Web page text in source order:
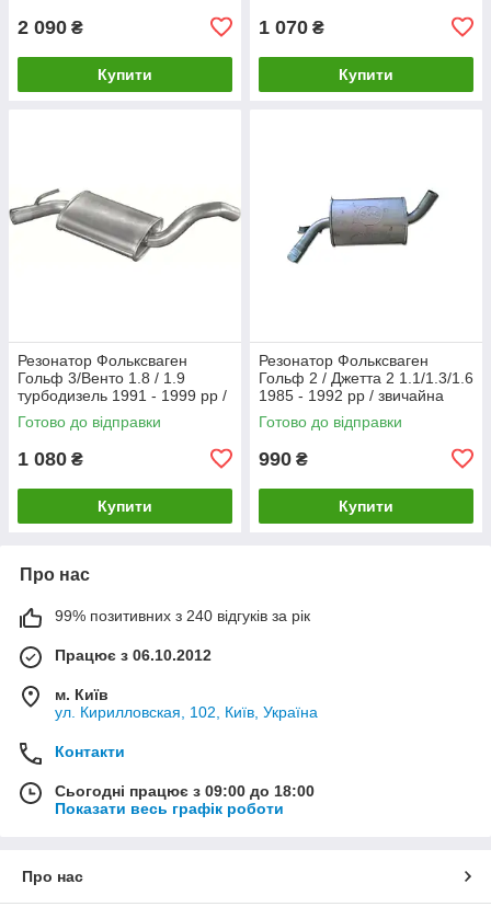
2 090 ₴
Купити
1 070 ₴
Купити
Резонатор Фольксваген
Гольф 3/Венто 1.8 / 1.9
турбодизель 1991 - 1999 рр /
звичайна сталь
Готово до відправки
1 080 ₴
Купити
Резонатор Фольксваген
Гольф 2 / Джетта 2 1.1/1.3/1.6
1985 - 1992 рр / звичайна
сталь
Готово до відправки
990 ₴
Купити
Про нас
99% позитивних з 240 відгуків за рік
Працює з 06.10.2012
м. Київ
ул. Кирилловская, 102, Київ, Україна
Контакти
Сьогодні працює з 09:00 до 18:00
Показати весь графік роботи
Про нас